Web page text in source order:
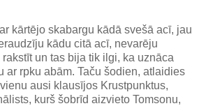
kārtējo skabargu kādā svešā acī, jau
kādu citā acī, nevarēju
un tas bija tik ilgi, ka uznāca
ar rpku abām. Taču šodien, atlaidies
ausi klausījos Krustpunktus,
kurš šobrīd aizvieto Tomsonu,